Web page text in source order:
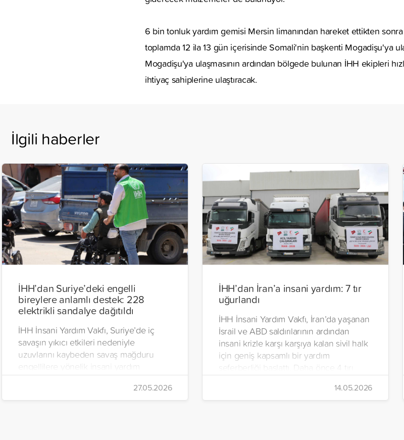
6 bin tonluk yardım gemisi Mersin limanından hareket ettikten
toplamda 12 ila 13 gün içerisinde Somali'nin başkenti Mogadişu'ya
Mogadişu'ya ulaşmasının ardından bölgede bulunan İHH ekipleri
ihtiyaç sahiplerine ulaştıracak.
İlgili haberler
İHH’dan Suriye’deki engelli
bireylere anlamlı destek: 228
elektrikli sandalye dağıtıldı
İHH İnsani Yardım Vakfı, Suriye’de iç
savaşın yıkıcı etkileri nedeniyle
uzuvlarını kaybeden savaş mağduru
engellilere yönelik insani yardım
çalışmalarını aralıksız sürdürüyor. Vakıf,
yürütülen son projeyle Suriye’nin Şam,
Halep, Hama, Humus ve İdlib
27.05.2026
İHH’dan İran’a insani yardım: 7 tır
uğurlandı
İHH İnsani Yardım Vakfı, İran’da yaşanan
İsrail ve ABD saldırılarının ardından
insani krizle karşı karşıya kalan sivil halk
için geniş kapsamlı bir yardım
seferberliği başlattı. Daha önce 4 tırı
İran’a gönderen vakıf, ilaç, gıda kolisi ve
temel ihtiyaç malzemelerinden oluşan 7
tırı daha ülkeye uğurladı.
14.05.2026